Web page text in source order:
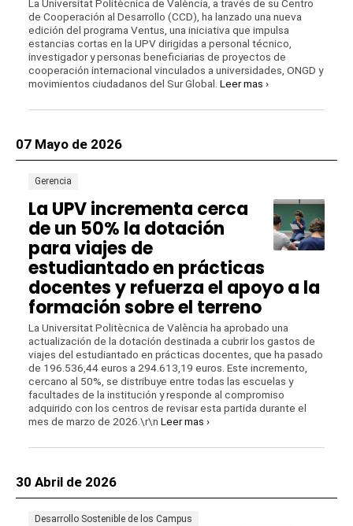
La Universitat Politècnica de València, a través de su Centro
de Cooperación al Desarrollo (CCD), ha lanzado una nueva
edición del programa Ventus, una iniciativa que impulsa
estancias cortas en la UPV dirigidas a personal técnico,
investigador y personas beneficiarias de proyectos de
cooperación internacional vinculados a universidades, ONGD y
movimientos ciudadanos del Sur Global. Leer mas ›
07 Mayo de 2026
Gerencia
La UPV incrementa cerca
de un 50% la dotación
para viajes de
estudiantado en prácticas
docentes y refuerza el apoyo a la
formación sobre el terreno
La Universitat Politècnica de València ha aprobado una
actualización de la dotación destinada a cubrir los gastos de
viajes del estudiantado en prácticas docentes, que ha pasado
de 196.536,44 euros a 294.613,19 euros. Este incremento,
cercano al 50%, se distribuye entre todas las escuelas y
facultades de la institución y responde al compromiso
adquirido con los centros de revisar esta partida durante el
mes de marzo de 2026.\r\n Leer mas ›
30 Abril de 2026
Desarrollo Sostenible de los Campus